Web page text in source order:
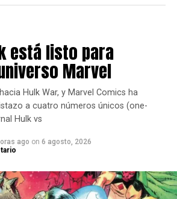
tomo está
a
, con
nunca antes
en México.
más
iLE9r4QBu
está listo para
Marvel
Hulk War, y Marvel Comics ha
a cuatro números únicos (one-
Hulk vs
ago on 6 agosto, 2026